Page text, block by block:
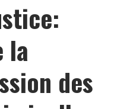
la
des